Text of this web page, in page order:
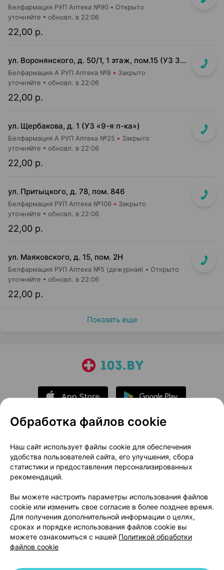
Белфармация РУП Аптека №90 Открыто
22,00 р.
уточняйте обновл. в 22:06
ул. Воронянского, д. 50/1, 1 этаж, пом.15 (УЗ 38-я городская п-ка)
Белфармация А РУП Аптека №8 Закрыто
22,00 р.
уточняйте обновл. в 22:06
ул. Щербакова, д. 1 (УЗ «9-я п-ка»)
Белфармация А РУП Аптека №25 Закрыто
22,00 р.
уточняйте обновл. в 22:06
ул. Притыцкого, д. 78, пом. 846
Белфармация РУП Аптека №106 Закрыто
22,00 р.
уточняйте обновл. в 22:06
ул. Маяковского, д. 15, пом. 2Н
Белфармация РУП Аптека №5 (дежурная) Открыто
22,00 р.
уточняйте обновл. в 22:06
Показать еще
О проекте
Новости проекта
Размещение рекламы
Медицинский маркетинг
Публичный договор
Доставка
Способы оплаты
Вакансии
Партнеры
Написать руководителю 103.by
Написать в поддержку
Персональные настройки Cookie
Обработка файлов cookie
Наш сайт использует файлы cookie для обеспечения
удобства пользователей сайта, его улучшения, сбора
статистики и предоставления персонализированных
рекомендаций.
Вы можете настроить параметры использования файлов
cookie или изменить свое согласие в более позднее время.
Для получения дополнительной информации о целях,
сроках и порядке использования файлов cookie вы
можете ознакомиться с нашей Политикой обработки
файлов cookie